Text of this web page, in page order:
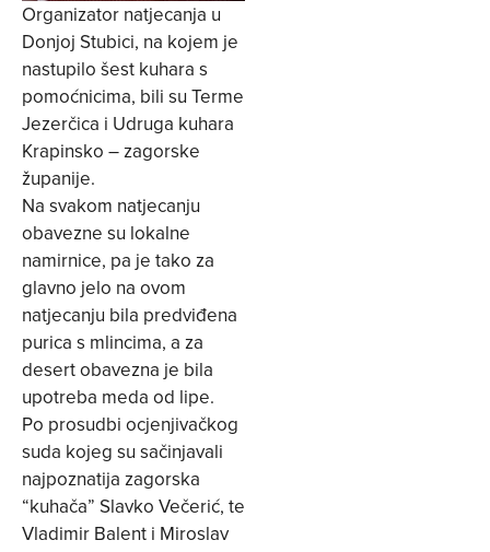
Organizator natjecanja u
Donjoj Stubici, na kojem je
nastupilo šest kuhara s
pomoćnicima, bili su Terme
Jezerčica i Udruga kuhara
Krapinsko – zagorske
županije.
Na svakom natjecanju
obavezne su lokalne
namirnice, pa je tako za
glavno jelo na ovom
natjecanju bila predviđena
purica s mlincima, a za
desert obavezna je bila
upotreba meda od lipe.
Po prosudbi ocjenjivačkog
suda kojeg su sačinjavali
najpoznatija zagorska
“kuhača” Slavko Večerić, te
Vladimir Balent i Miroslav